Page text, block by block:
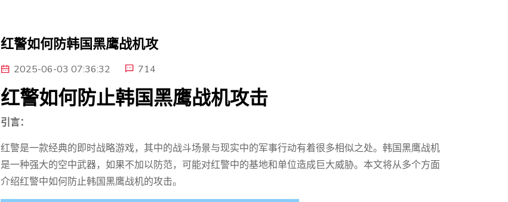
红警如何防韩国黑鹰战机攻
2025-06-03 07:36:32 714
红警如何防止韩国黑鹰战机攻击
引言：
红警是一款经典的即时战略游戏，其中的战斗场景与现实中的军事行动有着很多相似之处。韩国黑鹰战机
是一种强大的空中武器，如果不加以防范，可能对红警中的基地和单位造成巨大威胁。本文将从多个方面
介绍红警中如何防止韩国黑鹰战机的攻击。